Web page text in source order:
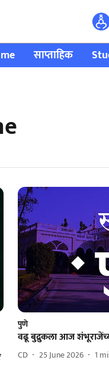
साप्ताहिक
पुणे
वढू बुद्रुकला आज
CD 25 June 2026 1